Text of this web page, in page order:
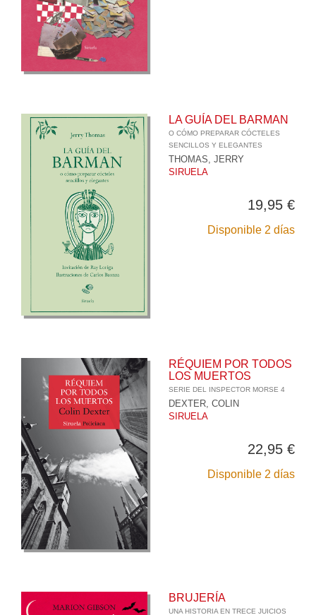
LA GUÍA DEL BARMAN
O CÓMO PREPARAR CÓCTELES
SENCILLOS Y ELEGANTES
THOMAS, JERRY
SIRUELA
19,95 €
Disponible 2 días
RÉQUIEM POR TODOS
LOS MUERTOS
SERIE DEL INSPECTOR MORSE 4
DEXTER, COLIN
SIRUELA
22,95 €
Disponible 2 días
BRUJERÍA
UNA HISTORIA EN TRECE JUICIOS